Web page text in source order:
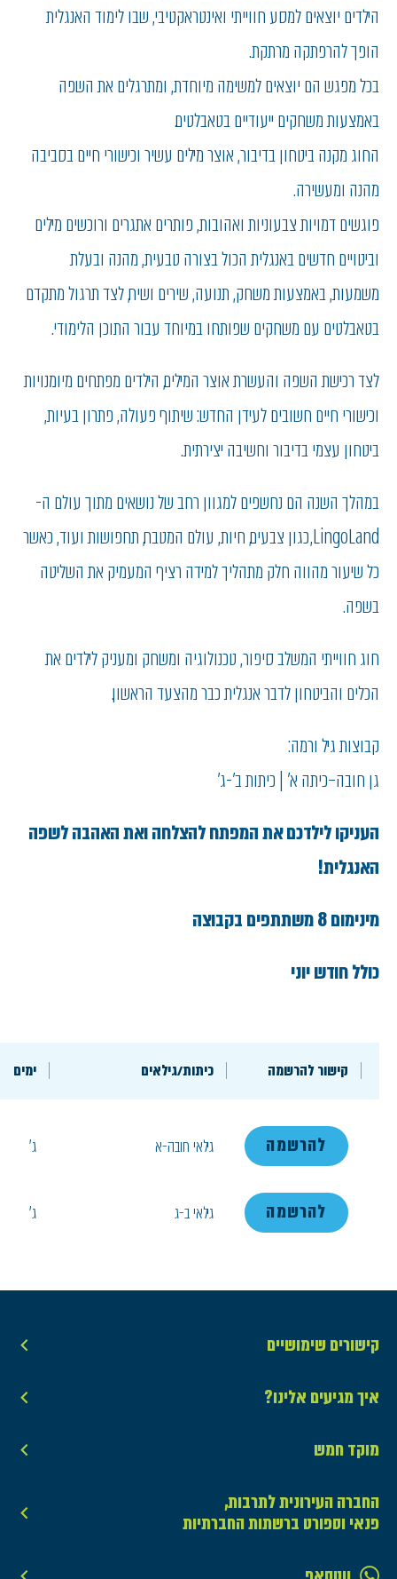
הילדים יוצאים למסע חווייתי ואינטראקטיבי, שבו לימוד האנגלית
הופך להרפתקה מרתקת.
בכל מפגש הם יוצאים למשימה מיוחדת, ומתרגלים את השפה
באמצעות משחקים ייעודיים בטאבלטים.
החוג מקנה ביטחון בדיבור, אוצר מילים עשיר וכישורי חיים בסביבה
מהנה ומעשירה.
פוגשים דמויות צבעוניות ואהובות, פותרים אתגרים ורוכשים מילים
וביטויים חדשים באנגלית הכול בצורה טבעית, מהנה ובעלת
משמעות, באמצעות משחק, תנועה, שירים ושיח, לצד תרגול מתקדם
בטאבלטים עם משחקים שפותחו במיוחד עבור התוכן הלימודי.
לצד רכישת השפה והעשרת אוצר המילים, הילדים מפתחים מיומנויות
וכישורי חיים חשובים לעידן החדש: שיתוף פעולה, פתרון בעיות,
ביטחון עצמי בדיבור וחשיבה יצירתית.
במהלך השנה הם נחשפים למגוון רחב של נושאים מתוך עולם ה-
LingoLand, כגון צבעים, חיות, עולם המטבח, תחפושות ועוד, כאשר
כל שיעור מהווה חלק מתהליך למידה רציף המעמיק את השליטה
בשפה.
חוג חווייתי המשלב סיפור, טכנולוגיה ומשחק ומעניק לילדים את
הכלים והביטחון לדבר אנגלית כבר מהצעד הראשון.
קבוצות גיל ורמה:
גן חובה–כיתה א' | כיתות ב'-ג'
העניקו לילדכם את המפתח להצלחה ואת האהבה לשפה
האנגלית!
מינימום 8 משתתפים בקבוצה
כולל חודש יוני
קישור להרשמה כיתות/גילאים ימים
להרשמה גילאי חובה-א ג'
להרשמה גילאי ב-ג ג'
קישורים שימושיים
איך מגיעים אלינו?
מוקד חמש
החברה העירונית לתרבות,
פנאי וספורט ברשתות החברתיות